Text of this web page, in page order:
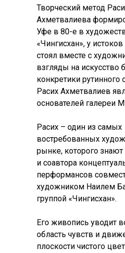
Творческий метод
Ахметвалиева
Уфе в 80-е в
«Чингисхан», у
стоял вместе с
взгляды на искусство
конкретики рутинного
Расих Ахметвалиев
основателей галереи
Расих – один из самых
востребованных
рынке, которого
и соавтора
перформансов
художником Наилем
группой «Чингисхан».
Его живопись уводит
область чувств и
плоскости чистого